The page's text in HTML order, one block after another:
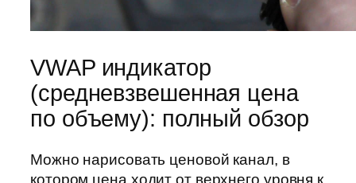
VWAP индикатор
(средневзвешенная цена
по объему): полный обзор
Можно нарисовать ценовой канал, в